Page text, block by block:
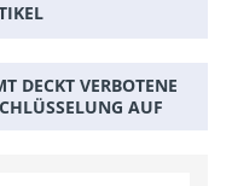
DECKT VERBOTENE
AUF